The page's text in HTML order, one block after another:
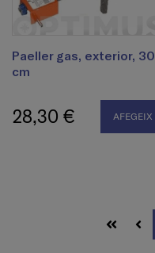
Paeller gas, exterior, 30
cm
28,30 € AFEGEIX